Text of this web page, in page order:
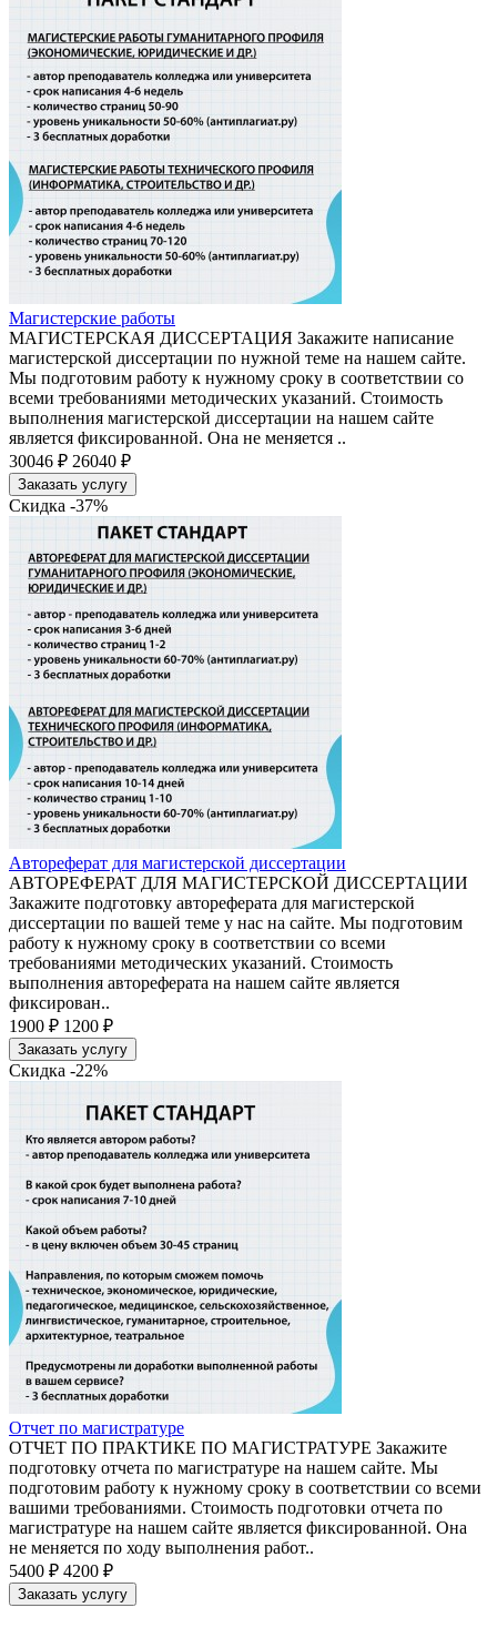
Магистерские работы
МАГИСТЕРСКАЯ ДИССЕРТАЦИЯ Закажите написание
магистерской диссертации по нужной теме на нашем сайте.
Мы подготовим работу к нужному сроку в соответствии со
всеми требованиями методических указаний. Стоимость
выполнения магистерской диссертации на нашем сайте
является фиксированной. Она не меняется ..
30046 ₽ 26040 ₽
Заказать услугу
Скидка -37%
Автореферат для магистерской диссертации
АВТОРЕФЕРАТ ДЛЯ МАГИСТЕРСКОЙ ДИССЕРТАЦИИ
Закажите подготовку автореферата для магистерской
диссертации по вашей теме у нас на сайте. Мы подготовим
работу к нужному сроку в соответствии со всеми
требованиями методических указаний. Стоимость
выполнения автореферата на нашем сайте является
фиксирован..
1900 ₽ 1200 ₽
Заказать услугу
Скидка -22%
Отчет по магистратуре
ОТЧЕТ ПО ПРАКТИКЕ ПО МАГИСТРАТУРЕ Закажите
подготовку отчета по магистратуре на нашем сайте. Мы
подготовим работу к нужному сроку в соответствии со всеми
вашими требованиями. Стоимость подготовки отчета по
магистратуре на нашем сайте является фиксированной. Она
не меняется по ходу выполнения работ..
5400 ₽ 4200 ₽
Заказать услугу